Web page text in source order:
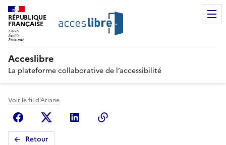
RÉPUBLIQUE
FRANÇAISE
Acceslibre
La plateforme collaborative de l’accessibilité
Voir le fil d'Ariane
FacebookX (anciennement Twitter)
Linkedin
Retour